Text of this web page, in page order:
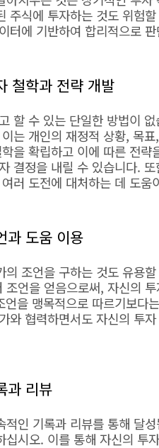
주식에 투자하는 것도 위험
터에 기반하여 합리적으로
철학과 전략 개발
할 수 있는 단일한 방법이
는 개인의 재정적 상황, 목
을 확립하고 이에 따른 전
결정을 내릴 수 있습니다.
러 도전에 대처하는 데 도움
과 도움 이용
의 조언을 구하는 것도 유용
조언을 얻음으로써, 자신의
을 맹목적으로 따르기보다
와 협력하면서도 자신의 투
과 리뷰
적인 기록과 리뷰를 통해 달
십시오. 이를 통해 자신의 투